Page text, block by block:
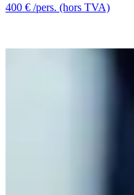
400 € /pers. (hors TVA)